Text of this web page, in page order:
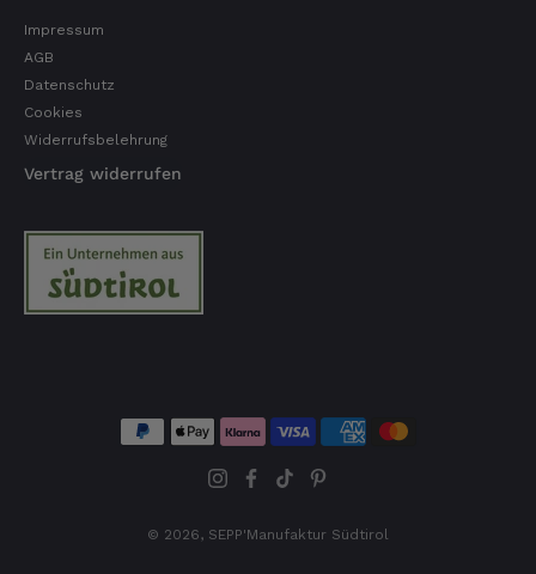
Impressum
AGB
Datenschutz
Cookies
Widerrufsbelehrung
Vertrag widerrufen
© 2026, SEPP'Manufaktur Südtirol